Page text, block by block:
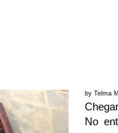
by Telma M.
No